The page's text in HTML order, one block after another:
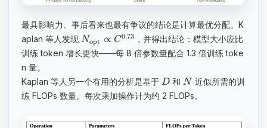
最具影响力、事后看来也最有争议的结论是计算最优分配。K
aplan 等人发现 Nopt ∝ C0.73 ，并得出结论：模型大小应比
训练 token 增长更快——每 8 倍参数量配合 1.3 倍训练 toke
n 量。
Kaplan 等人另一个有用的分析是基于 D 和 N 近似所需的训
练 FLOPs 数量。每次乘加操作计为约 2 FLOPs。